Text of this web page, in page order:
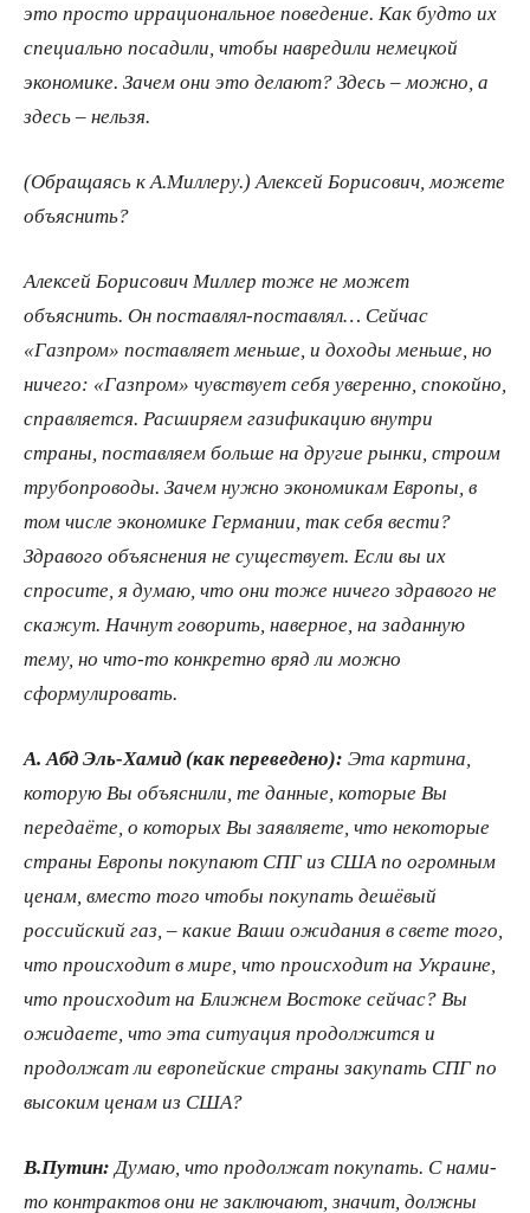
это просто иррациональное поведение. Как будто их
специально посадили, чтобы навредили немецкой
экономике. Зачем они это делают? Здесь – можно, а
здесь – нельзя.
(Обращаясь к А.Миллеру.) Алексей Борисович, можете
объяснить?
Алексей Борисович Миллер тоже не может
объяснить. Он поставлял-поставлял… Сейчас
«Газпром» поставляет меньше, и доходы меньше, но
ничего: «Газпром» чувствует себя уверенно, спокойно,
справляется. Расширяем газификацию внутри
страны, поставляем больше на другие рынки, строим
трубопроводы. Зачем нужно экономикам Европы, в
том числе экономике Германии, так себя вести?
Здравого объяснения не существует. Если вы их
спросите, я думаю, что они тоже ничего здравого не
скажут. Начнут говорить, наверное, на заданную
тему, но что-то конкретно вряд ли можно
сформулировать.
А. Абд Эль-Хамид (как переведено): Эта картина,
которую Вы объяснили, те данные, которые Вы
передаёте, о которых Вы заявляете, что некоторые
страны Европы покупают СПГ из США по огромным
ценам, вместо того чтобы покупать дешёвый
российский газ, ‒ какие Ваши ожидания в свете того,
что происходит в мире, что происходит на Украине,
что происходит на Ближнем Востоке сейчас? Вы
ожидаете, что эта ситуация продолжится и
продолжат ли европейские страны закупать СПГ по
высоким ценам из США?
В.Путин: Думаю, что продолжат покупать. С нами-
то контрактов они не заключают, значит, должны